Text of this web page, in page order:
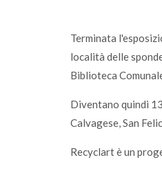
Terminata
località delle
Biblioteca
Diventano quindi
Calvagese, San
Recyclart è un